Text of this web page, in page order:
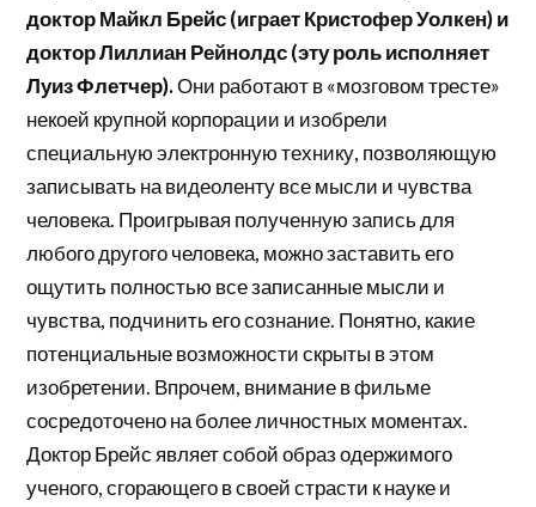
доктор Майкл Брейс (играет Кристофер Уолкен) и
доктор Лиллиан Рейнолдс (эту роль исполняет
Луиз Флетчер).Они работают в «мозговом тресте»
некоей крупной корпорации и изобрели
специальную электронную технику, позволяющую
записывать на видеоленту все мысли и чувства
человека. Проигрывая полученную запись для
любого другого человека, можно заставить его
ощутить полностью все записанные мысли и
чувства, подчинить его сознание. Понятно, какие
потенциальные возможности скрыты в этом
изобретении. Впрочем, внимание в фильме
сосредоточено на более личностных моментах.
Доктор Брейс являет собой образ одержимого
ученого, сгорающего в своей страсти к науке и